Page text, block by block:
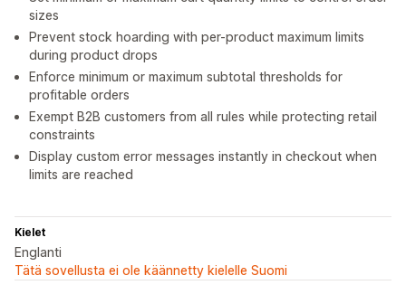
sizes
Prevent stock hoarding with per-product maximum limits
during product drops
Enforce minimum or maximum subtotal thresholds for
profitable orders
Exempt B2B customers from all rules while protecting retail
constraints
Display custom error messages instantly in checkout when
limits are reached
Kielet
Englanti
Tätä sovellusta ei ole käännetty kielelle Suomi